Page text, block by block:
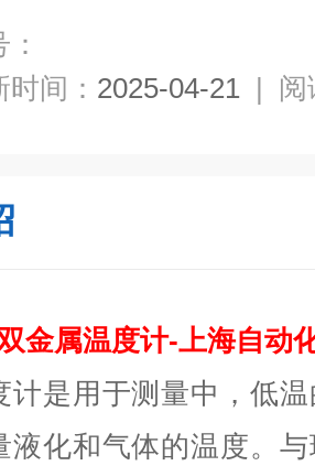
时间： 2025-04-21 | 阅
金属温度计-上海自动
计是用于测量中，低
液化和气体的温度。